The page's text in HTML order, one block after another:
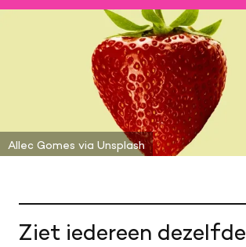
Allec Gomes via Unsplash
Ziet iedereen dezelfde